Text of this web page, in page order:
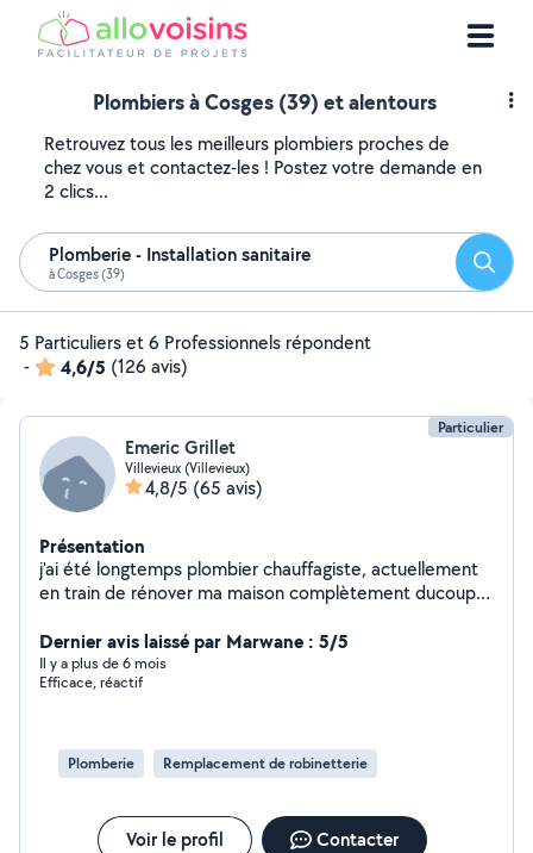
Plombiers à Cosges (39) et alentours
Retrouvez tous les meilleurs plombiers proches de
chez vous et contactez-les ! Postez votre demande en
2 clics...
Plomberie - Installation sanitaire
à Cosges (39)
5 Particuliers et 6 Professionnels répondent
-
4,6/5 (126 avis)
Particulier
Emeric Grillet
Villevieux (Villevieux)
4,8/5 (65 avis)
Présentation
j'ai été longtemps plombier chauffagiste, actuellement
en train de rénover ma maison complètement ducoup
Dernier avis laissé par Marwane : 5/5
Il y a plus de 6 mois
Efficace, réactif
Plomberie Remplacement de robinetterie
Voir le profil Contacter